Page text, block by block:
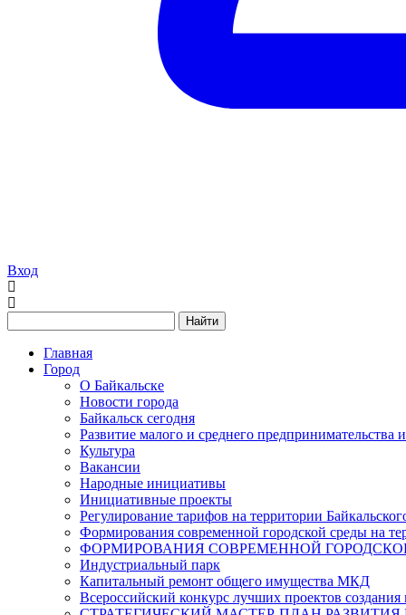
Вход
Найти
Главная
Город
О Байкальске
Новости города
Байкальск сегодня
Развитие малого и среднего предпринимательства
Культура
Вакансии
Народные инициативы
Инициативные проекты
Регулирование тарифов на территории
Формирования современной городской среды на
ФОРМИРОВАНИЯ СОВРЕМЕННОЙ
Индустриальный парк
Капитальный ремонт общего имущества МКД
Всероссийский конкурс лучших проектов